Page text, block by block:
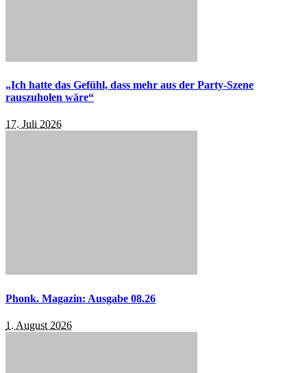
„Ich hatte das Gefühl, dass mehr aus der Party-Szene
rauszuholen wäre“
17. Juli 2026
Phonk. Magazin: Ausgabe 08.26
1. August 2026